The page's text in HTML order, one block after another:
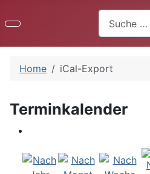
Home iCal-Export
Terminkalender